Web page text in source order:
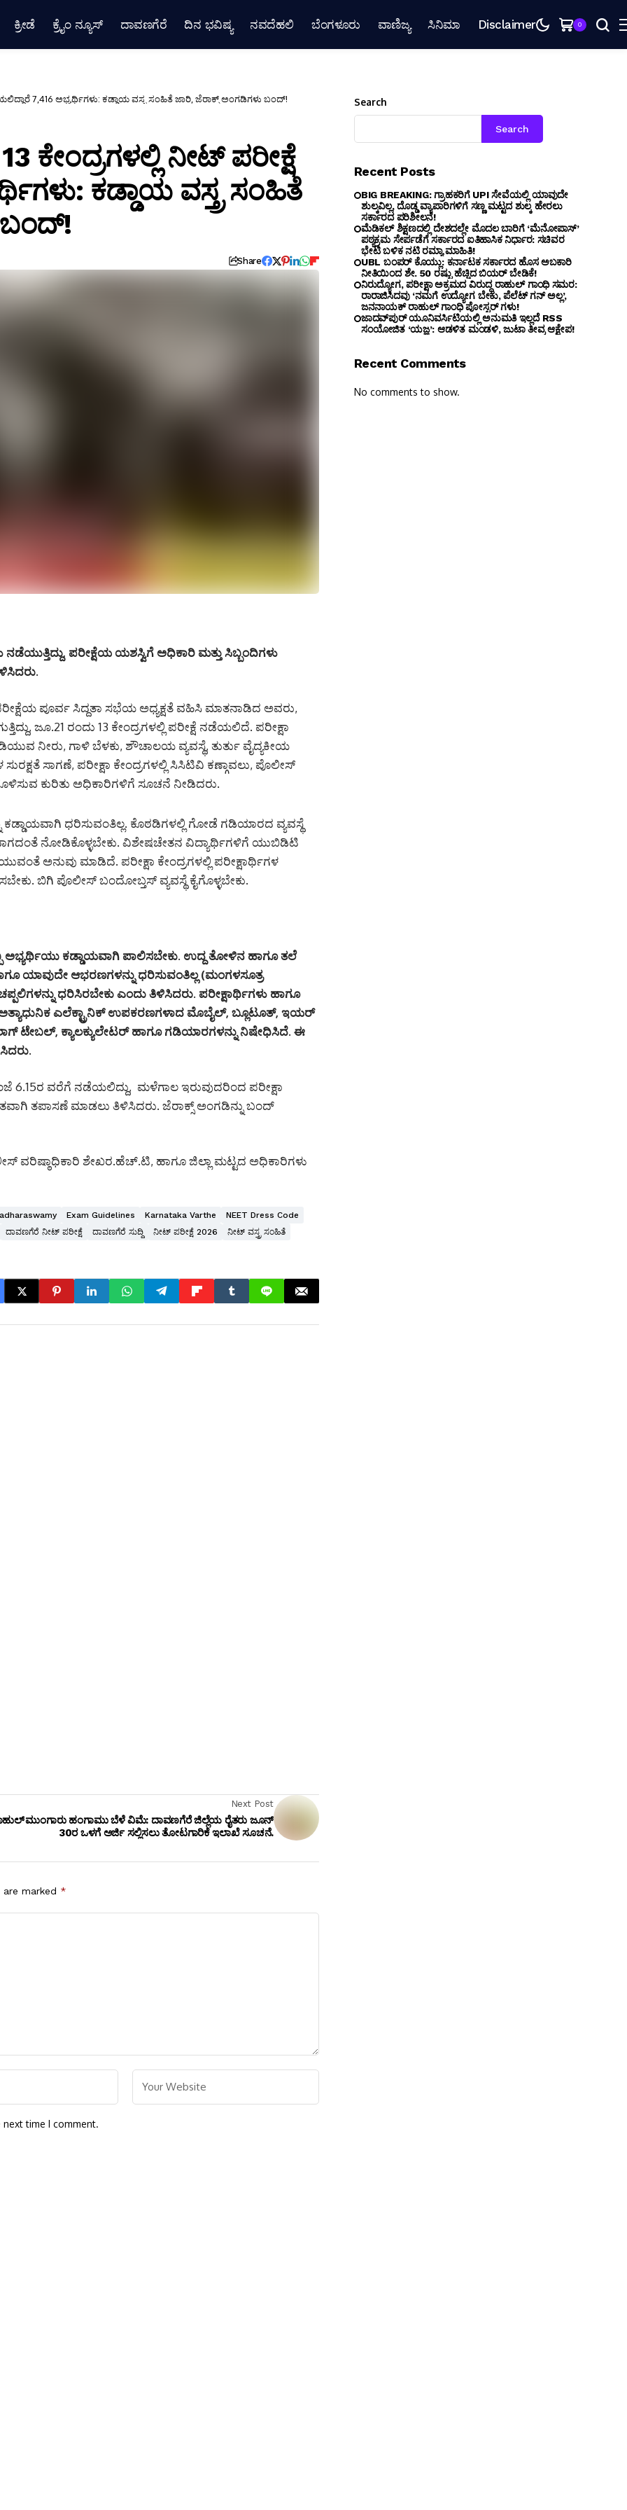
ಕ್ರೀಡೆ ಕ್ರೈಂ ನ್ಯೂಸ್ ದಾವಣಗೆರೆ ದಿನ ಭವಿಷ್ಯ ನವದೆಹಲಿ ಬೆಂಗಳೂರು ವಾಣಿಜ್ಯ ಸಿನಿಮಾ Disclaimer 0
7,416 ಅಭ್ಯರ್ಥಿಗಳು: ಕಡ್ಡಾಯ ವಸ್ತ್ರ ಸಂಹಿತೆ ಜಾರಿ, ಜೆರಾಕ್ಸ್ ಅಂಗಡಿಗಳು ಬಂದ್!
ಕೇಂದ್ರಗಳಲ್ಲಿ ನೀಟ್ ಪರೀಕ್ಷೆ
ಕಡ್ಡಾಯ ವಸ್ತ್ರ ಸಂಹಿತೆ
ಬಂದ್!
Share
ಪರೀಕ್ಷೆಯ ಯಶಸ್ವಿಗೆ ಅಧಿಕಾರಿ ಮತ್ತು ಸಿಬ್ಬಂದಿಗಳು
ಪೂರ್ವ ಸಿದ್ದತಾ ಸಭೆಯ ಅಧ್ಯಕ್ಷತೆ ವಹಿಸಿ ಮಾತನಾಡಿದ ಅವರು,
ಜೂ.21 ರಂದು 13 ಕೇಂದ್ರಗಳಲ್ಲಿ ಪರೀಕ್ಷೆ ನಡೆಯಲಿದೆ. ಪರೀಕ್ಷಾ
ನೀರು, ಗಾಳಿ ಬೆಳಕು, ಶೌಚಾಲಯ ವ್ಯವಸ್ಥೆ, ತುರ್ತು ವೈದ್ಯಕೀಯ
ಸಾಗಣೆ, ಪರೀಕ್ಷಾ ಕೇಂದ್ರಗಳಲ್ಲಿ ಸಿಸಿಟಿವಿ ಕಣ್ಗಾವಲು, ಪೊಲೀಸ್
ಕುರಿತು ಅಧಿಕಾರಿಗಳಿಗೆ ಸೂಚನೆ ನೀಡಿದರು.
ಕಡ್ಡಾಯವಾಗಿ ಧರಿಸುವಂತಿಲ್ಲ. ಕೊಠಡಿಗಳಲ್ಲಿ ಗೋಡೆ ಗಡಿಯಾರದ ವ್ಯವಸ್ಥೆ
ನೋಡಿಕೊಳ್ಳಬೇಕು. ವಿಶೇಷಚೇತನ ವಿದ್ಯಾರ್ಥಿಗಳಿಗೆ ಯುಬಿಡಿಟಿ
ಅನುವು ಮಾಡಿದೆ. ಪರೀಕ್ಷಾ ಕೇಂದ್ರಗಳಲ್ಲಿ ಪರೀಕ್ಷಾರ್ಥಿಗಳ
ಬಿಗಿ ಪೊಲೀಸ್ ಬಂದೋಬ್ತಸ್ ವ್ಯವಸ್ಥೆ ಕೈಗೊಳ್ಳಬೇಕು.
ಅಭ್ಯರ್ಥಿಯು ಕಡ್ಡಾಯವಾಗಿ ಪಾಲಿಸಬೇಕು. ಉದ್ದ ತೋಳಿನ ಹಾಗೂ ತಲೆ
ಯಾವುದೇ ಆಭರಣಗಳನ್ನು ಧರಿಸುವಂತಿಲ್ಲ (ಮಂಗಳಸೂತ್ರ
ಧರಿಸಿರಬೇಕು ಎಂದು ತಿಳಿಸಿದರು. ಪರೀಕ್ಷಾರ್ಥಿಗಳು ಹಾಗೂ
ಎಲೆಕ್ಟ್ರಾನಿಕ್ ಉಪಕರಣಗಳಾದ ಮೊಬೈಲ್, ಬ್ಲೂಟೂತ್, ಇಯರ್
ಟೇಬಲ್, ಕ್ಯಾಲಕ್ಯುಲೇಟರ್ ಹಾಗೂ ಗಡಿಯಾರಗಳನ್ನು ನಿಷೇಧಿಸಿದೆ. ಈ
6.15ರ ವರೆಗೆ ನಡೆಯಲಿದ್ದು, ಮಳೆಗಾಲ ಇರುವುದರಿಂದ ಪರೀಕ್ಷಾ
ತಪಾಸಣೆ ಮಾಡಲು ತಿಳಿಸಿದರು. ಜೆರಾಕ್ಸ್ ಅಂಗಡಿನ್ನು ಬಂದ್
ವರಿಷ್ಠಾಧಿಕಾರಿ ಶೇಖರ.ಹೆಚ್.ಟಿ, ಹಾಗೂ ಜಿಲ್ಲಾ ಮಟ್ಟದ ಅಧಿಕಾರಿಗಳು
Exam Guidelines Karnataka Varthe
NEET Dress Code
ದಾವಣಗೆರೆ ನೀಟ್ ಪರೀಕ್ಷೆ ದಾವಣಗೆರೆ ಸುದ್ದಿ ನೀಟ್ ಪರೀಕ್ಷೆ 2026
ನೀಟ್ ವಸ್ತ್ರ ಸಂಹಿತೆ
Next Post
ಮುಂಗಾರು ಹಂಗಾಮು ಬೆಳೆ ವಿಮೆ: ದಾವಣಗೆರೆ ಜಿಲ್ಲೆಯ ರೈತರು ಜೂನ್
30ರ ಒಳಗೆ ಅರ್ಜಿ ಸಲ್ಲಿಸಲು ತೋಟಗಾರಿಕೆ ಇಲಾಖೆ ಸೂಚನೆ.
are marked *
time I comment.
Search
Search
Recent Posts
BIG BREAKING: ಗ್ರಾಹಕರಿಗೆ UPI ಸೇವೆಯಲ್ಲಿ ಯಾವುದೇ
ಶುಲ್ಕವಿಲ್ಲ, ದೊಡ್ಡ ವ್ಯಾಪಾರಿಗಳಿಗೆ ಸಣ್ಣ ಮಟ್ಟದ ಶುಲ್ಕ ಹೇರಲು
ಸರ್ಕಾರದ ಪರಿಶೀಲನೆ!
ಮೆಡಿಕಲ್ ಶಿಕ್ಷಣದಲ್ಲಿ ದೇಶದಲ್ಲೇ ಮೊದಲ ಬಾರಿಗೆ ‘ಮೆನೋಪಾಸ್’
ಪಠ್ಯಕ್ರಮ ಸೇರ್ಪಡೆಗೆ ಸರ್ಕಾರದ ಐತಿಹಾಸಿಕ ನಿರ್ಧಾರ: ಸಚಿವರ
ಭೇಟಿ ಬಳಿಕ ನಟಿ ರಮ್ಯಾ ಮಾಹಿತಿ!
UBL ಬಂಪರ್ ಕೊಯ್ಲು: ಕರ್ನಾಟಕ ಸರ್ಕಾರದ ಹೊಸ ಅಬಕಾರಿ
ನೀತಿಯಿಂದ ಶೇ. 50 ರಷ್ಟು ಹೆಚ್ಚಿದ ಬಿಯರ್ ಬೇಡಿಕೆ!
ನಿರುದ್ಯೋಗ, ಪರೀಕ್ಷಾ ಅಕ್ರಮದ ವಿರುದ್ಧ ರಾಹುಲ್ ಗಾಂಧಿ ಸಮರ:
ರಾರಾಜಿಸಿದವು ‘ನಮಗೆ ಉದ್ಯೋಗ ಬೇಕು, ಪೆಲೆಟ್ ಗನ್ ಅಲ್ಲ’,
ಜನನಾಯಕ್ ರಾಹುಲ್ ಗಾಂಧಿ ಪೋಸ್ಟರ್ ಗಳು!
ಜಾದವ್‌ಪುರ್ ಯೂನಿವರ್ಸಿಟಿಯಲ್ಲಿ ಅನುಮತಿ ಇಲ್ಲದೆ RSS
ಸಂಯೋಜಿತ ‘ಯಜ್ಞ’: ಆಡಳಿತ ಮಂಡಳಿ, ಜುಟಾ ತೀವ್ರ ಆಕ್ಷೇಪ!
Recent Comments
No comments to show.